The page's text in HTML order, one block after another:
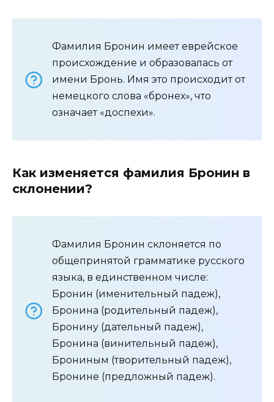
Фамилия Бронин имеет еврейское
происхождение и образовалась от
имени Бронь. Имя это происходит от
немецкого слова «бронех», что
означает «доспехи».
Как изменяется фамилия Бронин в
склонении?
Фамилия Бронин склоняется по
общепринятой грамматике русского
языка, в единственном числе:
Бронин (именительный падеж),
Бронина (родительный падеж),
Бронину (дательный падеж),
Бронина (винительный падеж),
Брониным (творительный падеж),
Бронине (предложный падеж).